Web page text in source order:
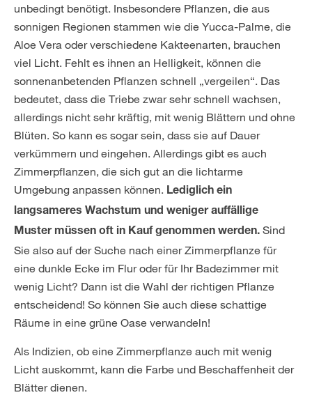
unbedingt benötigt. Insbesondere Pflanzen, die aus
sonnigen Regionen stammen wie die Yucca-Palme, die
Aloe Vera oder verschiedene Kakteenarten, brauchen
viel Licht. Fehlt es ihnen an Helligkeit, können die
sonnenanbetenden Pflanzen schnell „vergeilen“. Das
bedeutet, dass die Triebe zwar sehr schnell wachsen,
allerdings nicht sehr kräftig, mit wenig Blättern und ohne
Blüten. So kann es sogar sein, dass sie auf Dauer
verkümmern und eingehen. Allerdings gibt es auch
Zimmerpflanzen, die sich gut an die lichtarme
Umgebung anpassen können. Lediglich ein
langsameres Wachstum und weniger auffällige
Muster müssen oft in Kauf genommen werden. Sind
Sie also auf der Suche nach einer Zimmerpflanze für
eine dunkle Ecke im Flur oder für Ihr Badezimmer mit
wenig Licht? Dann ist die Wahl der richtigen Pflanze
entscheidend! So können Sie auch diese schattige
Räume in eine grüne Oase verwandeln!
Als Indizien, ob eine Zimmerpflanze auch mit wenig
Licht auskommt, kann die Farbe und Beschaffenheit der
Blätter dienen.